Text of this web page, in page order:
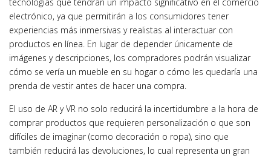
tecnologías que tendrán un impacto significativo en el comercio
electrónico, ya que permitirán a los consumidores tener
experiencias más inmersivas y realistas al interactuar con
productos en línea. En lugar de depender únicamente de
imágenes y descripciones, los compradores podrán visualizar
cómo se vería un mueble en su hogar o cómo les quedaría una
prenda de vestir antes de hacer una compra.
El uso de AR y VR no solo reducirá la incertidumbre a la hora de
comprar productos que requieren personalización o que son
difíciles de imaginar (como decoración o ropa), sino que
también reducirá las devoluciones, lo cual representa un gran